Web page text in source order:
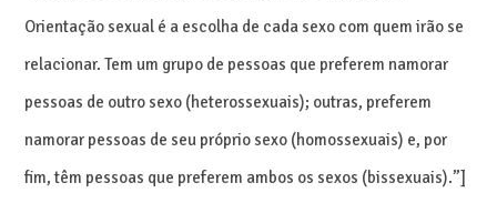
Orientação sexual é a escolha de cada sexo com quem irão se
relacionar. Tem um grupo de pessoas que preferem namorar
pessoas de outro sexo (heterossexuais); outras, preferem
namorar pessoas de seu próprio sexo (homossexuais) e, por
fim, têm pessoas que preferem ambos os sexos (bissexuais).”]